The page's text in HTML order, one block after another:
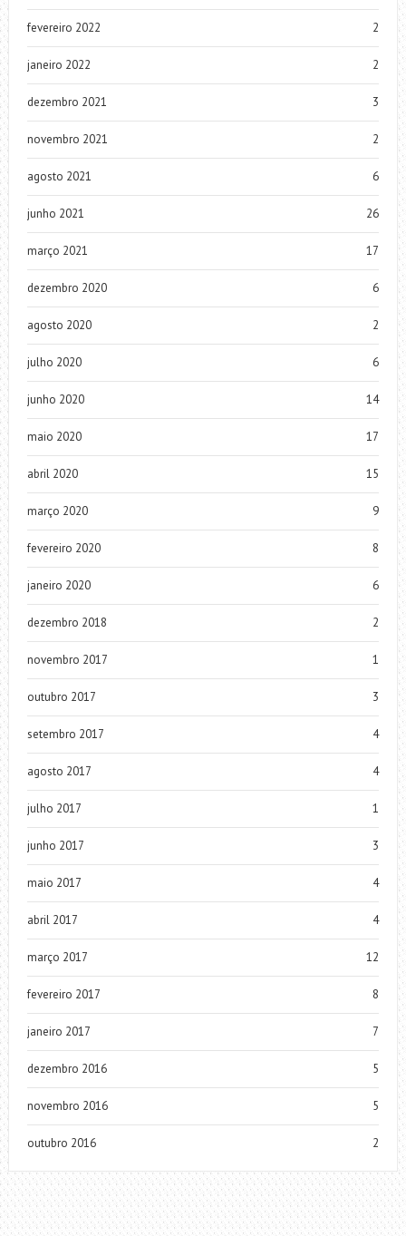
fevereiro 2022 2
janeiro 2022 2
dezembro 2021 3
novembro 2021 2
agosto 2021 6
junho 2021 26
março 2021 17
dezembro 2020 6
agosto 2020 2
julho 2020 6
junho 2020 14
maio 2020 17
abril 2020 15
março 2020 9
fevereiro 2020 8
janeiro 2020 6
dezembro 2018 2
novembro 2017 1
outubro 2017 3
setembro 2017 4
agosto 2017 4
julho 2017 1
junho 2017 3
maio 2017 4
abril 2017 4
março 2017 12
fevereiro 2017 8
janeiro 2017 7
dezembro 2016 5
novembro 2016 5
outubro 2016 2